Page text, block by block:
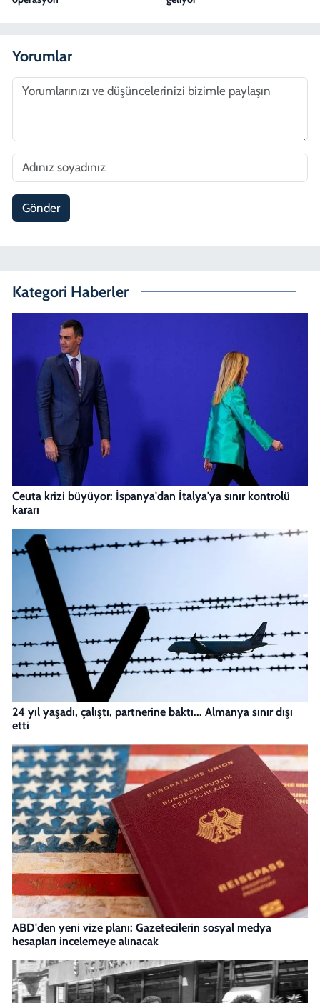
Yorumlar
Gönder
Kategori Haberler
Ceuta krizi büyüyor: İspanya'dan İtalya'ya sınır kontrolü
kararı
24 yıl yaşadı, çalıştı, partnerine baktı... Almanya sınır dışı
etti
ABD'den yeni vize planı: Gazetecilerin sosyal medya
hesapları incelemeye alınacak